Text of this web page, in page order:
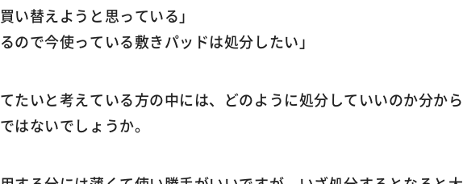
い替えようと思っている」
ので今使っている敷きパッドは処分したい」
たいと考えている方の中には、どのように処分していいのか分から
はないでしょうか。